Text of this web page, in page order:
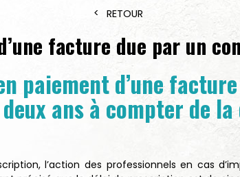
RETOUR
facture due par un
paiement d’une
ans à compter de
l’action des professionnels en cas